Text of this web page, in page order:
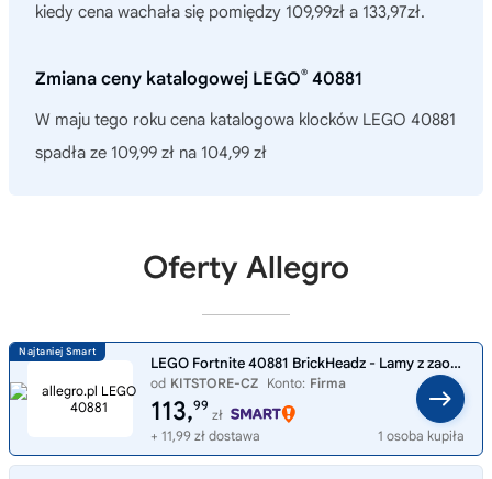
kiedy cena wachała się pomiędzy 109,99zł a 133,97zł.
Zmiana ceny katalogowej LEGO® 40881
W maju tego roku cena katalogowa klocków LEGO 40881
spadła ze 109,99 zł na 104,99 zł
Oferty Allegro
LEGO Fortnite 40881 BrickHeadz - Lamy z zaopatrzeniem i Rybi Kciuk
od KITSTORE-CZ Konto: Firma
113,99
zł
+ 11,99 zł dostawa
1 osoba kupiła